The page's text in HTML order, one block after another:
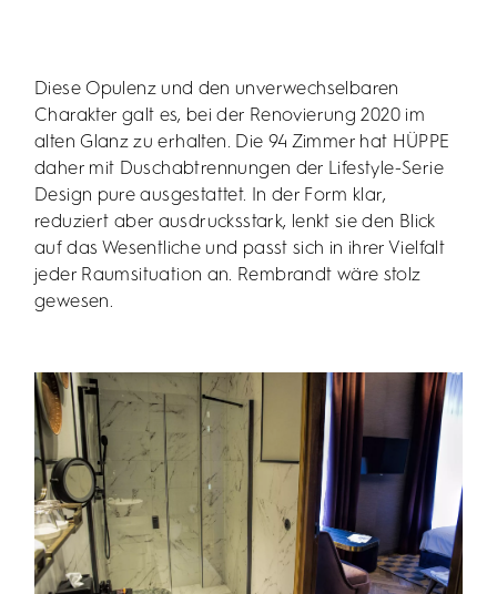
Diese Opulenz und den unverwechselbaren
Charakter galt es, bei der Renovierung 2020 im
alten Glanz zu erhalten. Die 94 Zimmer hat HÜPPE
daher mit Duschabtrennungen der Lifestyle-Serie
Design pure ausgestattet. In der Form klar,
reduziert aber ausdrucksstark, lenkt sie den Blick
auf das Wesentliche und passt sich in ihrer Vielfalt
jeder Raumsituation an. Rembrandt wäre stolz
gewesen.